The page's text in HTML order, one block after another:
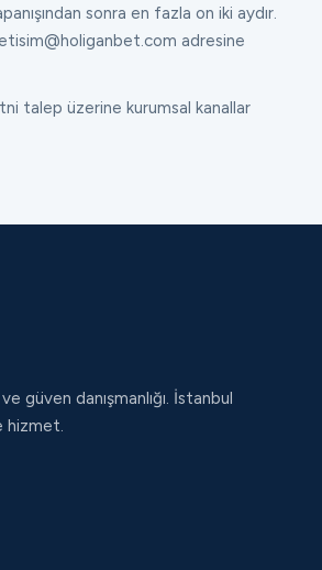
sonra en fazla on iki aydır.
adresine
talep üzerine kurumsal kanallar
güven danışmanlığı. İstanbul
hizmet.